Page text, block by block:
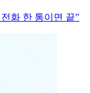
화 한 통이면 끝”